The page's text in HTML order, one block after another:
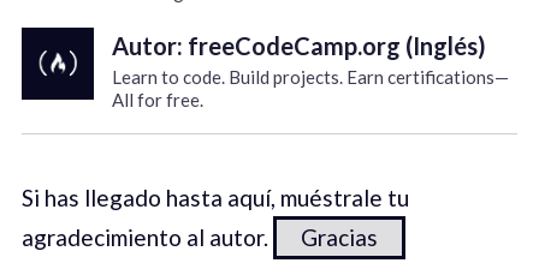
Autor: freeCodeCamp.org (Inglés)
Learn to code. Build projects. Earn certifications—
All for free.
Si has llegado hasta aquí, muéstrale tu
agradecimiento al autor.
Gracias